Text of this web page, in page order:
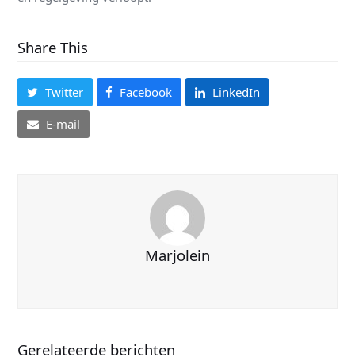
Share This
Twitter Facebook LinkedIn
E-mail
Marjolein
Gerelateerde berichten